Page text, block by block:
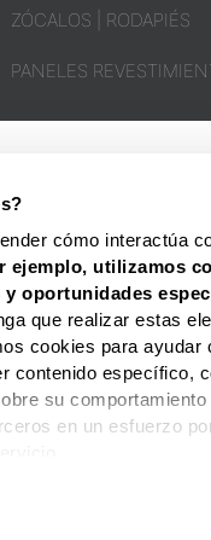
cómo interactúa
ejemplo, utilizamos
y oportunidades
que realizar estas
cookies para
contenido específico,
su
en un esfuerzo
ZÓCALOS | RODAPIÉS
PANELES